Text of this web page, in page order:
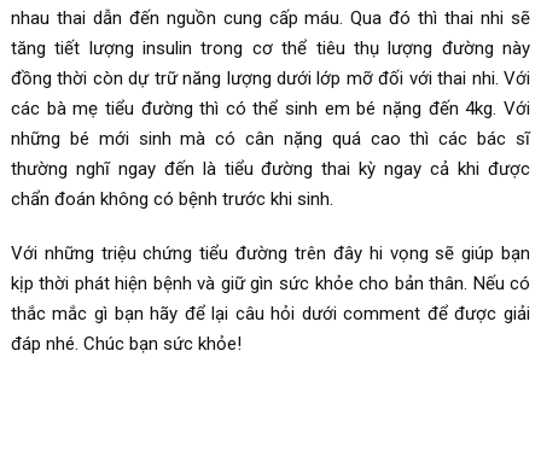
nhau thai dẫn đến nguồn cung cấp máu. Qua đó thì thai nhi sẽ
tăng tiết lượng insulin trong cơ thể tiêu thụ lượng đường này
đồng thời còn dự trữ năng lượng dưới lớp mỡ đối với thai nhi. Với
các bà mẹ tiểu đường thì có thể sinh em bé nặng đến 4kg. Với
những bé mới sinh mà có cân nặng quá cao thì các bác sĩ
thường nghĩ ngay đến là tiểu đường thai kỳ ngay cả khi được
chẩn đoán không có bệnh trước khi sinh.
Với những triệu chứng tiểu đường trên đây hi vọng sẽ giúp bạn
kịp thời phát hiện bệnh và giữ gìn sức khỏe cho bản thân. Nếu có
thắc mắc gì bạn hãy để lại câu hỏi dưới comment để được giải
đáp nhé. Chúc bạn sức khỏe!